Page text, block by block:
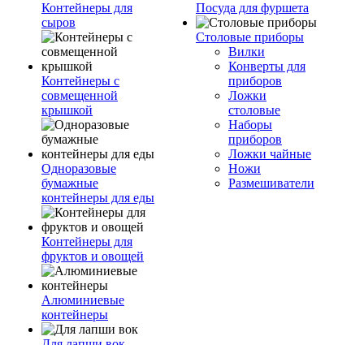
Контейнеры для
сыров
Контейнеры с
совмещенной
крышкой
Одноразовые
бумажные
контейнеры для еды
Контейнеры для
фруктов и овощей
Алюминиевые
контейнеры
Посуда для фуршета
Столовые приборы
Вилки
Конверты для
приборов
Ложки
столовые
Наборы
приборов
Ложки чайные
Ножи
Размешиватели